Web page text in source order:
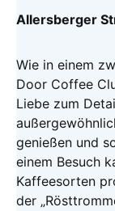
Allersberger
Wie in einem
Door Coffee
Liebe zum
genießen und
einem Besuch
Kaffeesorten
der